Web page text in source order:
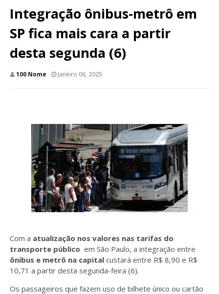
Integração ônibus-metrô em
SP fica mais cara a partir
desta segunda (6)
100 Nome Janeiro 06, 2025
Com a atualização nos valores nas tarifas do
transporte público em São Paulo, a integração entre
ônibus e metrô na capital custará entre R$ 8,90 e R$
10,71 a partir desta segunda-feira (6).
Os passageiros que fazem uso de bilhete único ou cartão